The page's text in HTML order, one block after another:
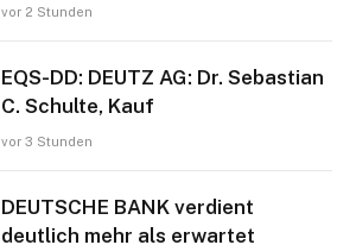
vor 2 Stunden
EQS-DD: DEUTZ AG: Dr. Sebastian
C. Schulte, Kauf
vor 3 Stunden
DEUTSCHE BANK verdient
deutlich mehr als erwartet